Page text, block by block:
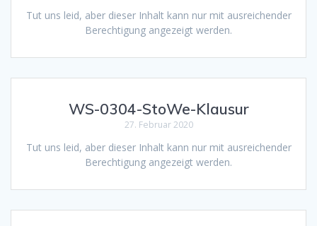
Tut uns leid, aber dieser Inhalt kann nur mit ausreichender
Berechtigung angezeigt werden.
WS-0304-StoWe-Klausur
27. Februar 2020
Tut uns leid, aber dieser Inhalt kann nur mit ausreichender
Berechtigung angezeigt werden.